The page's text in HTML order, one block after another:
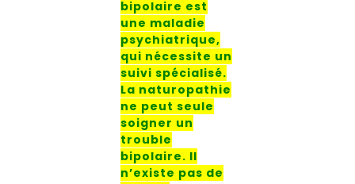
bipolaire est
une maladie
psychiatrique,
qui nécessite un
suivi spécialisé.
La naturopathie
ne peut seule
soigner un
trouble
bipolaire. Il
n’existe pas de